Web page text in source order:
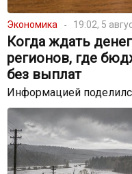
Экономика 19:02, 5
Когда ждать
регионов, где
без выплат
Информацией